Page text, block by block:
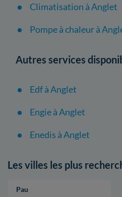
Climatisation à Anglet
Pompe à chaleur à
Autres services
Edf à Anglet
Engie à Anglet
Enedis à Anglet
Les villes les plus
Pau